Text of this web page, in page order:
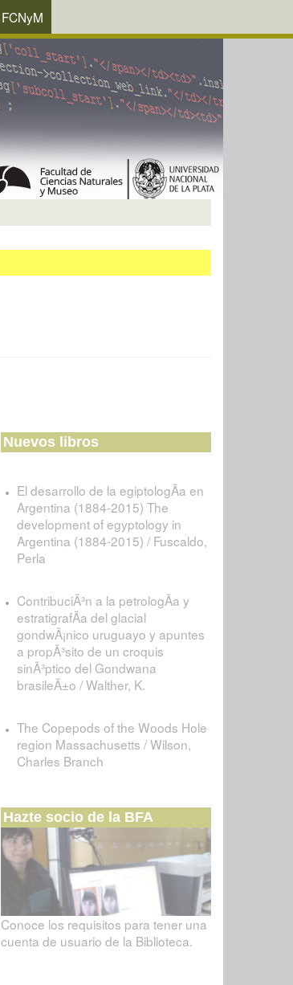
FCNyM
Nuevos libros
El desarrollo de la egiptologÃ­a en
Argentina (1884-2015) The
development of egyptology in
Argentina (1884-2015) / Fuscaldo,
Perla
ContribuciÃ³n a la petrologÃ­a y
estratigrafÃ­a del glacial
gondwÃ¡nico uruguayo y apuntes
a propÃ³sito de un croquis
sinÃ³ptico del Gondwana
brasileÃ±o / Walther, K.
The Copepods of the Woods Hole
region Massachusetts / Wilson,
Charles Branch
Hazte socio de la BFA
Conoce los requisitos para tener una
cuenta de usuario de la Biblioteca.